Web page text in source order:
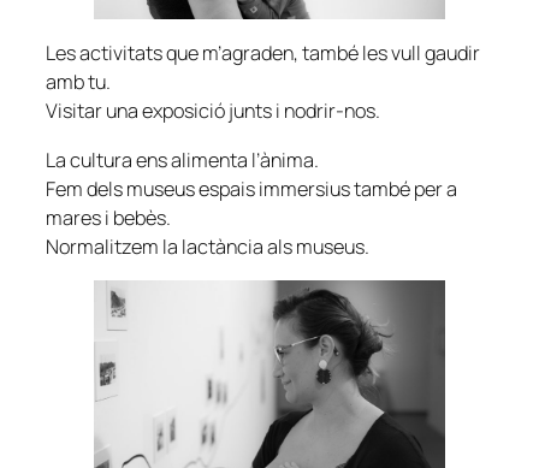
Les activitats que m’agraden, també les vull gaudir
amb tu.
Visitar una exposició junts i nodrir-nos.
La cultura ens alimenta l’ànima.
Fem dels museus espais immersius també per a
mares i bebès.
Normalitzem la lactància als museus.